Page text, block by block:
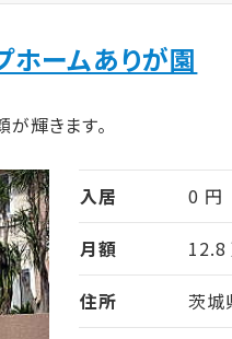
ホームありが園
輝きます。
入居
0 円
月額
12.8
住所
茨城